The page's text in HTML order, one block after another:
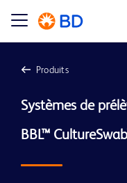
Produits
Systèmes de
BBL™